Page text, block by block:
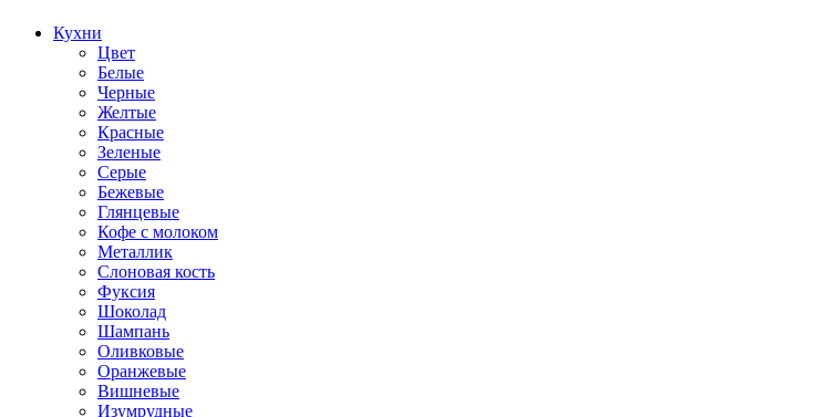
Кухни
Цвет
Белые
Черные
Желтые
Красные
Зеленые
Серые
Бежевые
Глянцевые
Кофе с молоком
Металлик
Слоновая кость
Фуксия
Шоколад
Шампань
Оливковые
Оранжевые
Вишневые
Изумрудные